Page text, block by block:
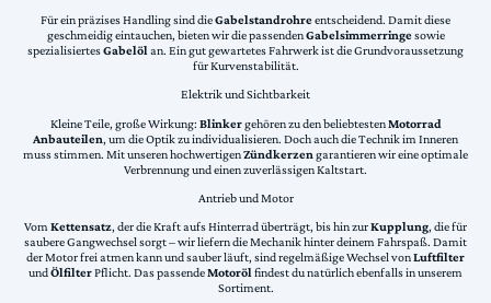
Für ein präzises Handling sind dieGabelstandrohreentscheidend. Damit diese
geschmeidig eintauchen, bieten wir die passendenGabelsimmerringesowie
spezialisiertesGabelölan. Ein gut gewartetes Fahrwerk ist die Grundvoraussetzung
für Kurvenstabilität.
Elektrik und Sichtbarkeit
Kleine Teile, große Wirkung: Blinkergehören zu den beliebtestenMotorrad
Anbauteilen, um die Optik zu individualisieren. Doch auch die Technik im Inneren
muss stimmen. Mit unseren hochwertigenZündkerzen garantieren wir eine optimale
Verbrennung und einen zuverlässigen Kaltstart.
Antrieb und Motor
VomKettensatz, der die Kraft aufs Hinterrad überträgt, bis hin zurKupplung, die für
saubere Gangwechsel sorgt – wir liefern die Mechanik hinter deinem Fahrspaß. Damit
der Motor frei atmen kann und sauber läuft, sind regelmäßige Wechsel vonLuftfilter
undÖlfilterPflicht. Das passendeMotorölfindest du natürlich ebenfalls in unserem
Sortiment.